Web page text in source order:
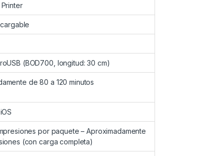
(BOD700, longitud: 30 cm)
de 80 a 120 minutos
por paquete – Aproximadamente
(con carga completa)